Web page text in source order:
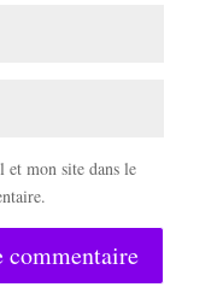
mon site dans le
commentaire